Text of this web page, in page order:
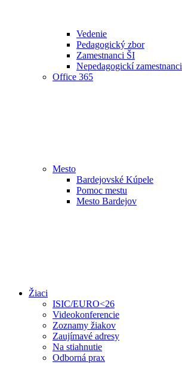
Vedenie
Pedagogický zbor
Zamestnanci ŠI
Nepedagogickí zamestnanci
Office 365
Mesto
Bardejovské Kúpele
Pomoc mestu
Mesto Bardejov
Žiaci
ISIC/EURO<26
Videokonferencie
Zoznamy žiakov
Zaujímavé adresy
Na stiahnutie
Odborná prax